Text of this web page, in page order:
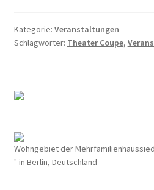
Kategorie: Veranstaltungen
Schlagwörter: Theater Coupe,
Wohngebiet der
" in Berlin, Deutschland